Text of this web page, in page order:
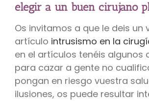
elegir a un buen cirujano
Os invitamos a que le deis un
artículo intrusismo en la
en el artículos tenéis algunos
para cazar a gente no
pongan en riesgo vuestra
ilusiones, os puede resultar